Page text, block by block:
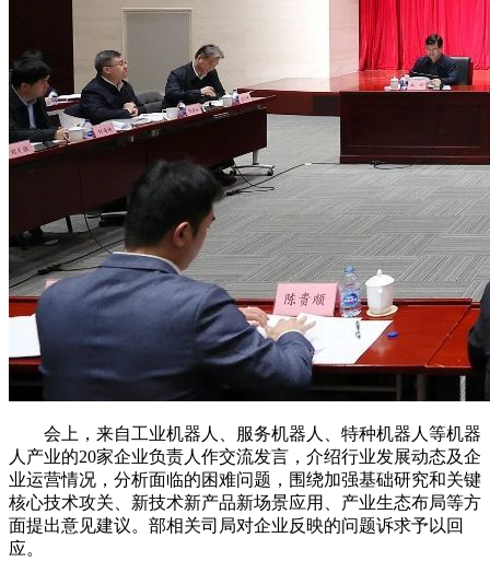
会上，来自工业机器人、服务机器人、特种机器人等机器
人产业的20家企业负责人作交流发言，介绍行业发展动态及企
业运营情况，分析面临的困难问题，围绕加强基础研究和关键
核心技术攻关、新技术新产品新场景应用、产业生态布局等方
面提出意见建议。部相关司局对企业反映的问题诉求予以回
应。